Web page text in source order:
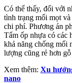
Có thể thấy, đối với
tình trạng mối mọt
chi phí. Phương án
Tấm ốp nhựa có các
khả năng chống mối
lượng cũng rẻ hơn
Xem thêm: Xu
nano